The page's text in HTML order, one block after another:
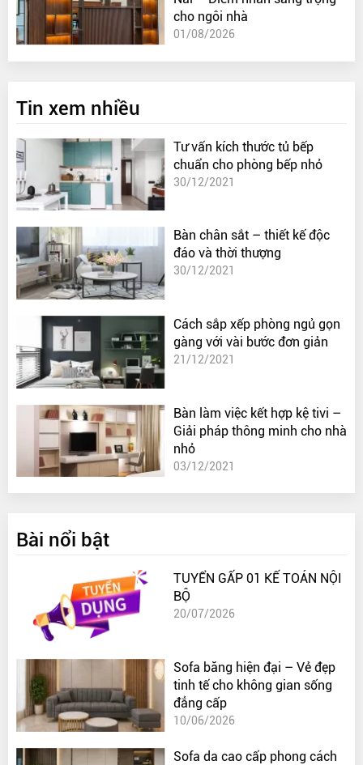
cho ngôi nhà
01/08/2026
Tin xem nhiều
Tư vấn kích thước tủ bếp
chuẩn cho phòng bếp nhỏ
30/12/2021
Bàn chân sắt – thiết kế độc
đáo và thời thượng
30/12/2021
Cách sắp xếp phòng ngủ gọn
gàng với vài bước đơn giản
21/12/2021
Bàn làm việc kết hợp kệ tivi –
Giải pháp thông minh cho nhà
nhỏ
03/12/2021
Bài nổi bật
TUYỂN GẤP 01 KẾ TOÁN NỘI
BỘ
20/07/2026
Sofa băng hiện đại – Vẻ đẹp
tinh tế cho không gian sống
đẳng cấp
10/06/2026
Sofa da cao cấp phong cách